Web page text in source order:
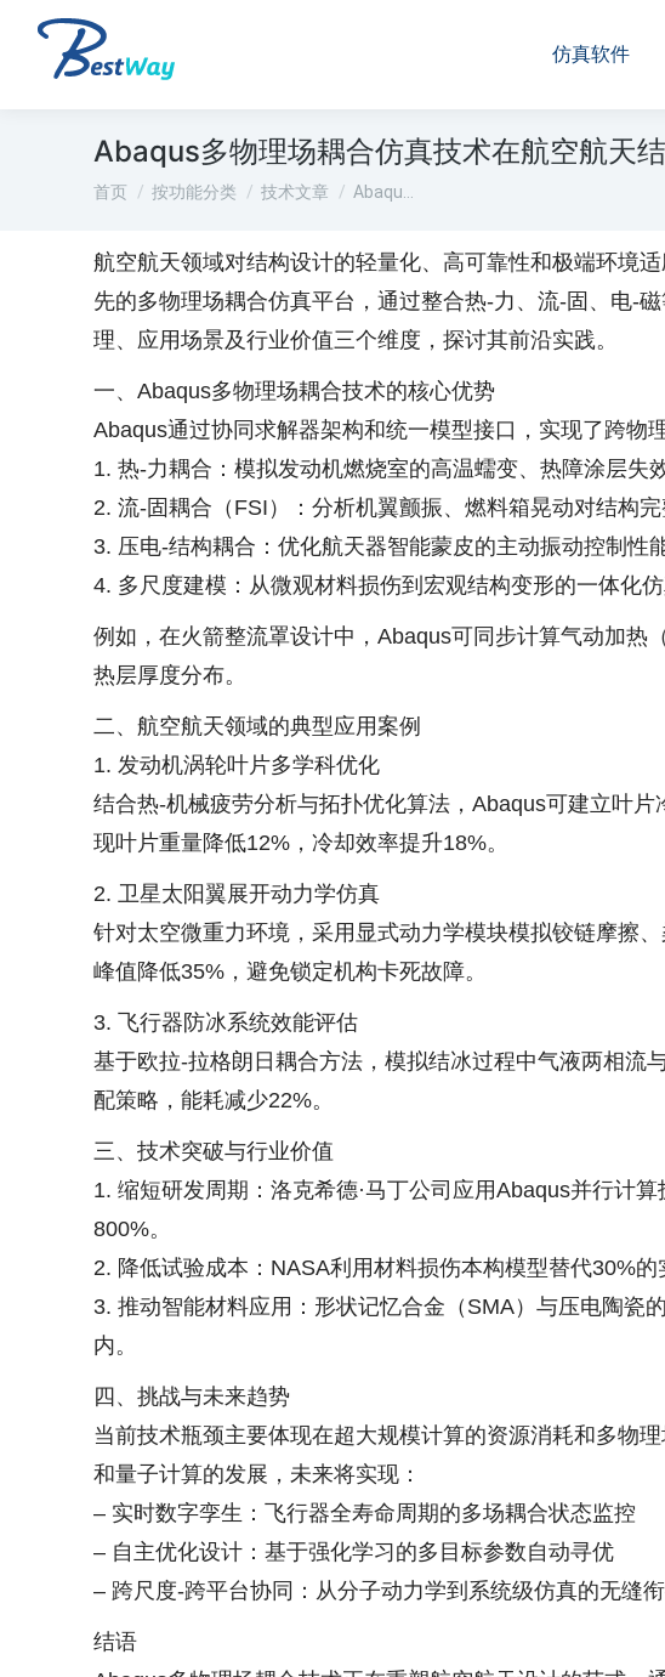
仿真软件
Abaqus多物理场耦合仿真技术在航空航天
您在这里：
首页 按功能分类 技术文章 Abaqu…
航空航天领域对结构设计的轻量化、高可靠性和极端环境
先的多物理场耦合仿真平台，通过整合热-力、流-固、电-
理、应用场景及行业价值三个维度，探讨其前沿实践。
一、Abaqus多物理场耦合技术的核心优势
Abaqus通过协同求解器架构和统一模型接口，实现了跨物
1. 热-力耦合：模拟发动机燃烧室的高温蠕变、热障涂层失
2. 流-固耦合（FSI）：分析机翼颤振、燃料箱晃动对结构完
3. 压电-结构耦合：优化航天器智能蒙皮的主动振动控制性能
4. 多尺度建模：从微观材料损伤到宏观结构变形的一体化仿
例如，在火箭整流罩设计中，Abaqus可同步计算气动加
热层厚度分布。
二、航空航天领域的典型应用案例
1. 发动机涡轮叶片多学科优化
结合热-机械疲劳分析与拓扑优化算法，Abaqus可建立叶
现叶片重量降低12%，冷却效率提升18%。
2. 卫星太阳翼展开动力学仿真
针对太空微重力环境，采用显式动力学模块模拟铰链摩擦
峰值降低35%，避免锁定机构卡死故障。
3. 飞行器防冰系统效能评估
基于欧拉-拉格朗日耦合方法，模拟结冰过程中气液两相流
配策略，能耗减少22%。
三、技术突破与行业价值
1. 缩短研发周期：洛克希德·马丁公司应用Abaqus并行计
800%。
2. 降低试验成本：NASA利用材料损伤本构模型替代30%
3. 推动智能材料应用：形状记忆合金（SMA）与压电陶瓷
内。
四、挑战与未来趋势
当前技术瓶颈主要体现在超大规模计算的资源消耗和多物
和量子计算的发展，未来将实现：
– 实时数字孪生：飞行器全寿命周期的多场耦合状态监控
– 自主优化设计：基于强化学习的多目标参数自动寻优
– 跨尺度-跨平台协同：从分子动力学到系统级仿真的无缝
结语